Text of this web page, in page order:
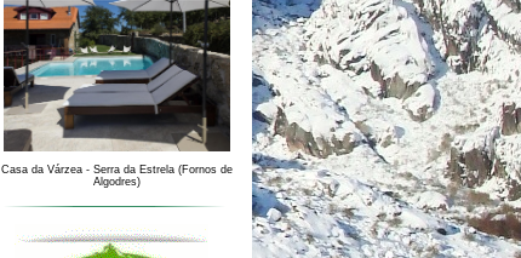
Casa da Várzea - Serra da Estrela (Fornos de
Algodres)